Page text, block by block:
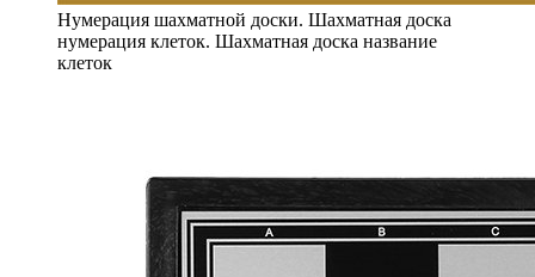
Нумерация шахматной доски. Шахматная доска
нумерация клеток. Шахматная доска название
клеток